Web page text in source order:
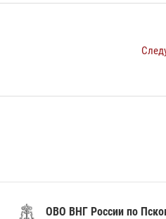
ОВО ВНГ России по